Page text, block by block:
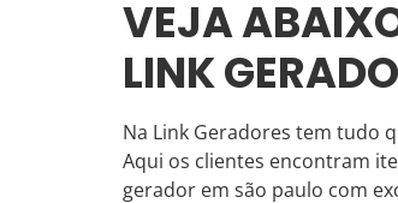
VEJA
LINK
Na Link Geradores tem tudo
Aqui os clientes encontram
gerador em são paulo com